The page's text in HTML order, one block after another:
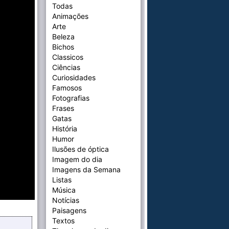
Todas
Animações
Arte
Beleza
Bichos
Classicos
Ciências
Curiosidades
Famosos
Fotografias
Frases
Gatas
História
Humor
Ilusões de óptica
Imagem do dia
Imagens da Semana
Listas
Música
Notícias
Paisagens
Textos